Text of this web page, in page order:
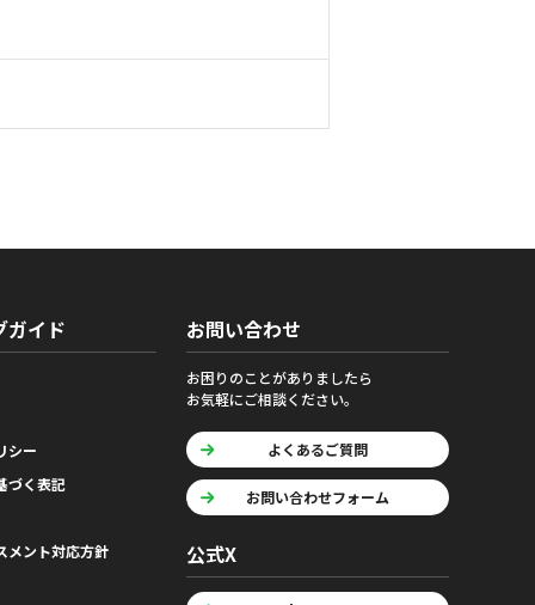
ガイド
シー
づく表記
メント対応方針
お問い合わせ
お困りのことがありましたら
お気軽にご相談ください。
よくあるご質問
お問い合わせフォーム
公式X